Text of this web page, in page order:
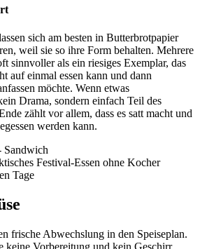
sich am besten in Butterbrotpapier
weil sie so ihre Form behalten. Mehrere
sinnvoller als ein riesiges Exemplar, das
auf einmal essen kann und dann
möchte. Wenn etwas
Drama, sondern einfach Teil des
zählt vor allem, dass es satt macht und
werden kann.
Festival-Essen ohne Kocher
Tage
frische Abwechslung in den Speiseplan.